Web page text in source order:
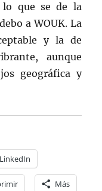
lo que se de la
a WOUK. La
y la de
aunque
geográfica y
LinkedIn
Más